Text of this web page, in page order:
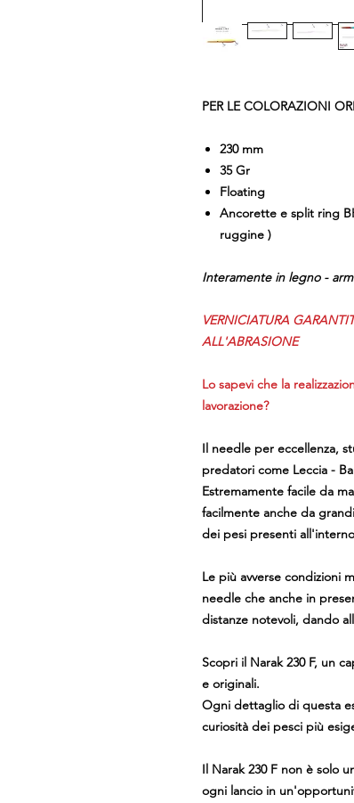
PER LE COLORAZIONI
230 mm
35 Gr
Floating
Ancorette e split ring
ruggine )
Interamente in legno -
VERNICIATURA
ALL'ABRASIONE
Lo sapevi che la
lavorazione?
Il needle per eccellenza,
predatori come Leccia -
Estremamente facile da
facilmente anche da
dei pesi presenti
Le più avverse condizioni
needle che anche in
distanze notevoli, dando
Scopri il Narak 230 F, un
e originali.
Ogni dettaglio di questa
curiosità dei pesci più
Il Narak 230 F non è solo
ogni lancio in